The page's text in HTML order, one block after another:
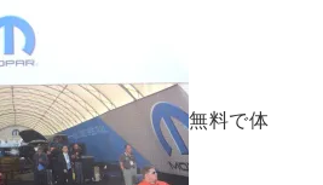
無料で体